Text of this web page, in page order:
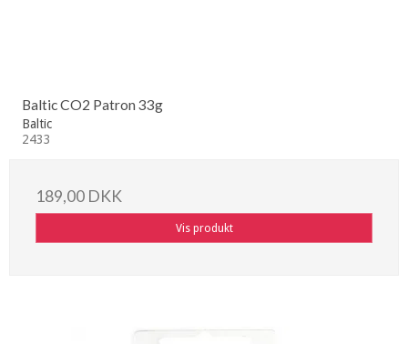
Baltic CO2 Patron 33g
Baltic
2433
189,00 DKK
Vis produkt